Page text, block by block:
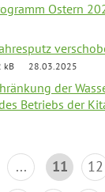
Ostern
kB 28.03.2025
der
Betriebs der
... 11 12